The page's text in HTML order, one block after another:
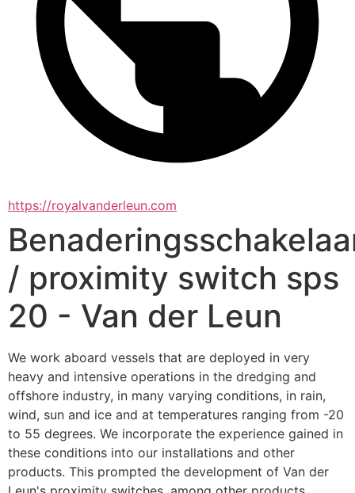
https://royalvanderleun.com
/ proximity switch sps
20 - Van der Leun
We work aboard vessels that are deployed in very
heavy and intensive operations in the dredging and
offshore industry, in many varying conditions, in rain,
wind, sun and ice and at temperatures ranging from -20
to 55 degrees. We incorporate the experience gained in
these conditions into our installations and other
products. This prompted the development of Van der